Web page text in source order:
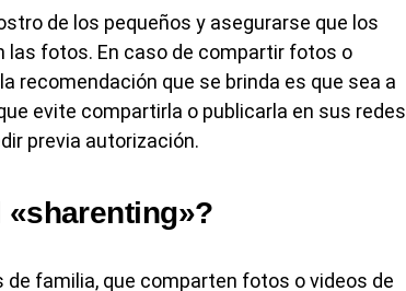
de los pequeños y asegurarse que los
fotos. En caso de compartir fotos o
recomendación que se brinda es que sea a
evite compartirla o publicarla en sus redes
previa autorización.
«sharenting»?
familia, que comparten fotos o videos de